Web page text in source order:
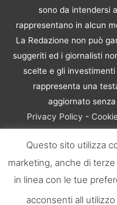
sono da intendersi
rappresentano in alcun
La Redazione non può
suggeriti ed i giornalisti
scelte e gli
rappresenta una
aggiornato
Privacy Policy -
BancheItalia.it
P.IVA 10673901004 |
non sono riproducibili,
Questo sito utilizza
marketing, anche di
in linea con le tue
acconsenti all